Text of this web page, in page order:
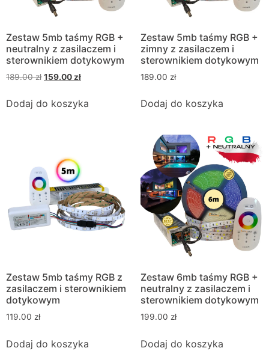
Zestaw 5mb taśmy RGB +
neutralny z zasilaczem i
sterownikiem dotykowym
189.00zł 159.00 zł
Dodaj do koszyka
Zestaw 5mb taśmy RGB +
zimny z zasilaczem i
sterownikiem dotykowym
189.00 zł
Dodaj do koszyka
Zestaw 5mb taśmy RGB z
zasilaczem i sterownikiem
dotykowym
119.00 zł
Dodaj do koszyka
Zestaw 6mb taśmy RGB +
neutralny z zasilaczem i
sterownikiem dotykowym
199.00 zł
Dodaj do koszyka